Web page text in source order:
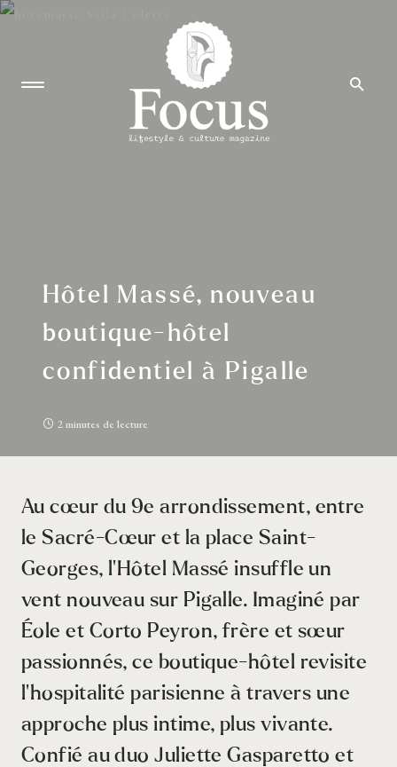
Hôtel Massé, nouveau
boutique-hôtel
confidentiel à Pigalle
2 minutes de lecture
Au cœur du 9e arrondissement, entre
le Sacré-Cœur et la place Saint-
Georges, l’Hôtel Massé insuffle un
vent nouveau sur Pigalle. Imaginé par
Éole et Corto Peyron, frère et sœur
passionnés, ce boutique-hôtel revisite
l’hospitalité parisienne à travers une
approche plus intime, plus vivante.
Confié au duo Juliette Gasparetto et